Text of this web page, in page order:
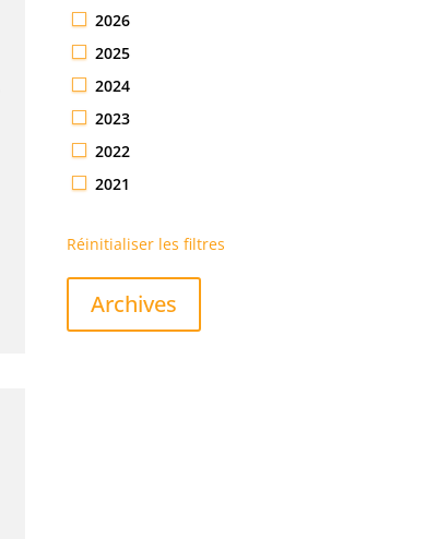
2026
2025
2024
2023
2022
2021
Réinitialiser les filtres
Archives